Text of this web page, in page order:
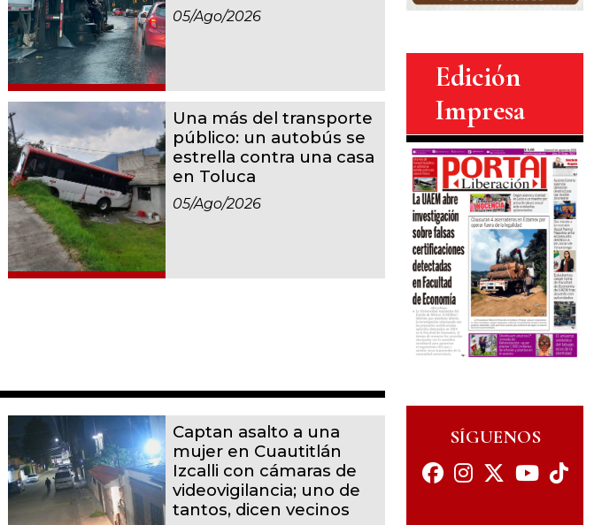
05/ago/2026
Una más del transporte
público: un autobús se
estrella contra una casa
en Toluca
05/ago/2026
Captan asalto a una
mujer en Cuautitlán
Izcalli con cámaras de
videovigilancia; uno de
tantos, dicen vecinos
Edición
Impresa
SÍGUENOS